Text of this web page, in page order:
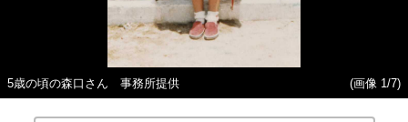
5歳の頃の森口さん 事務所提供 (画像 1/7)